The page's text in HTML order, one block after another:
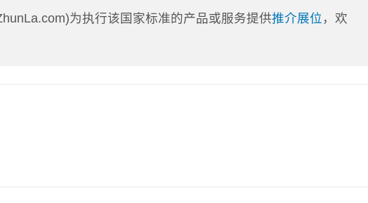
为执行该国家标准的产品或服务提供推介展位 ，欢